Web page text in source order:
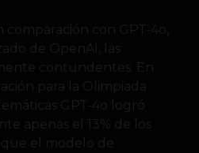
con GPT-4o,
de OpenAI, las
contundentes. En
para la Olimpiada
GPT-4o logró
apenas el 13% de los
el modelo de